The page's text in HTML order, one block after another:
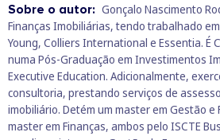
Sobre o autor: Gonçalo Nascimento
Finanças Imobiliárias, tendo trabalhado
Young, Colliers International e Essentia. É
numa Pós-Graduação em Investimentos
Executive Education. Adicionalmente,
consultoria, prestando serviços de
imobiliário. Detém um master em Gestão e
master em Finanças, ambos pelo ISCTE